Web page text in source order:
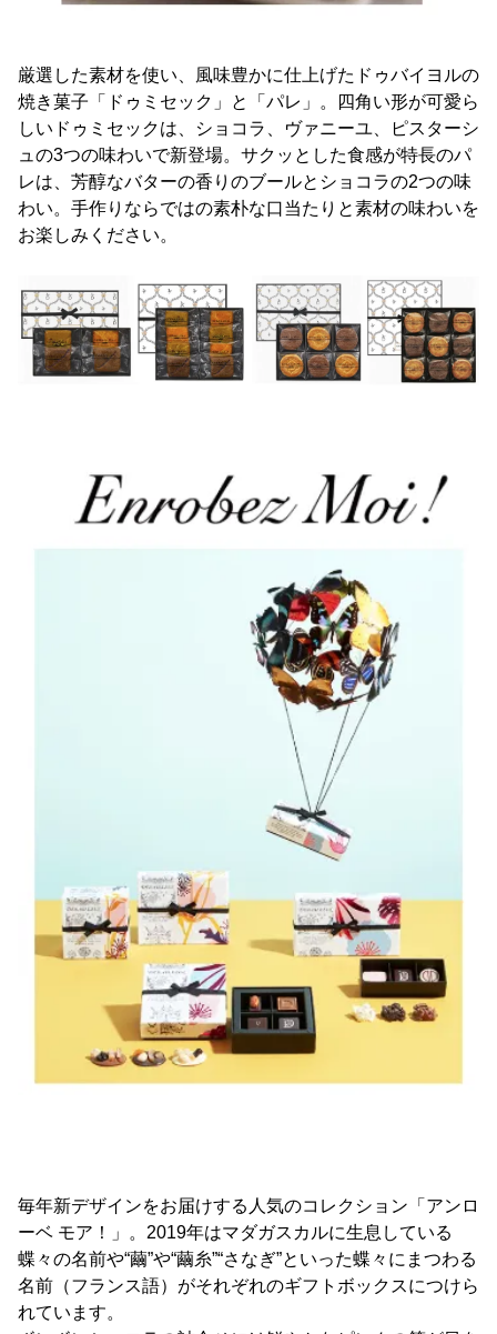
厳選した素材を使い、風味豊かに仕上げたドゥバイヨルの
焼き菓子「ドゥミセック」と「パレ」。四角い形が可愛ら
しいドゥミセックは、ショコラ、ヴァニーユ、ピスターシ
ュの3つの味わいで新登場。サクッとした食感が特長のパ
レは、芳醇なバターの香りのブールとショコラの2つの味
わい。手作りならではの素朴な口当たりと素材の味わいを
お楽しみください。
毎年新デザインをお届けする人気のコレクション「アンロ
ーベ モア！」。2019年はマダガスカルに生息している
蝶々の名前や“繭”や“繭糸”“さなぎ”といった蝶々にまつわる
名前（フランス語）がそれぞれのギフトボックスにつけら
れています。